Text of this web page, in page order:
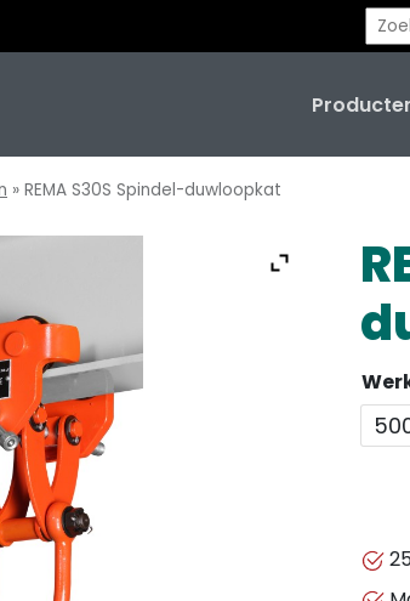
» REMA S30S Spindel-duwloopkat